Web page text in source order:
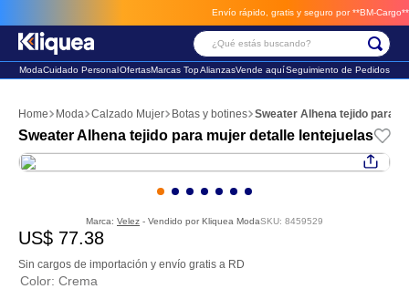
Envío rápido, gratis y seguro por **BM-Cargo**
¿Qué estás buscando?
ModaCuidado PersonalOfertasMarcas TopAlianzasVende aquíSeguimiento de Pedidos
Moda Calzado Mujer Botas y botines Sweater Alhena tejido para
Sweater Alhena tejido para mujer detalle lentejuelas
Marca: Velez - Vendido por Kliquea ModaSKU: 8459529
US$ 77.38
Sin cargos de importación y envío gratis a RD
Color: Crema
2. sandalia